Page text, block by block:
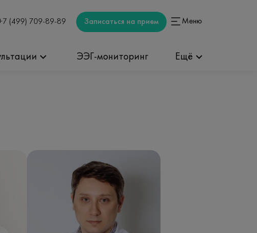
(499) 709-89-89 Записаться на прием Меню
ЭЭГ-мониторинг Ещё